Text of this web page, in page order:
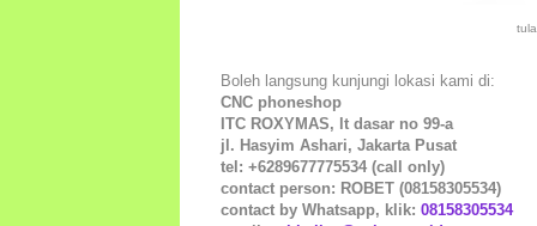
Boleh langsung kunjungi lokasi kami di:
CNC phoneshop
ITC ROXYMAS, lt dasar no 99-a
jl. Hasyim Ashari, Jakarta Pusat
tel: +6289677775534 (call only)
contact person: ROBET (08158305534)
contact by Whatsapp, klik: 08158305534